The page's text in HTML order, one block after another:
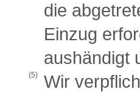
die
Einzug
aushändigt
(5)
Wir